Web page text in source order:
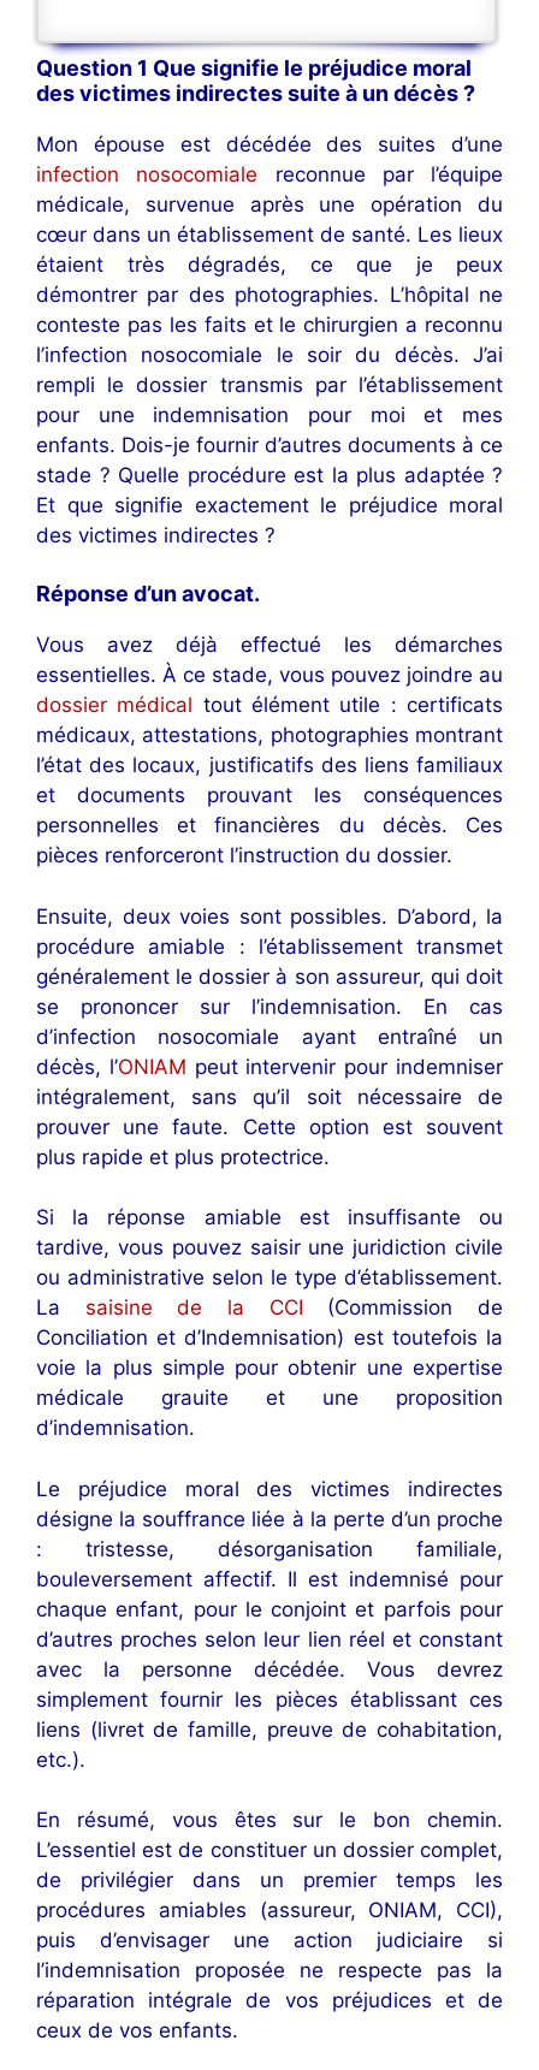
Question 1 Que signifie le préjudice moral
des victimes indirectes suite à un décès ?
Mon épouse est décédée des suites d’une
infection nosocomiale reconnue par l’équipe
médicale, survenue après une opération du
cœur dans un établissement de santé. Les lieux
étaient très dégradés, ce que je peux
démontrer par des photographies. L’hôpital ne
conteste pas les faits et le chirurgien a reconnu
l’infection nosocomiale le soir du décès. J’ai
rempli le dossier transmis par l’établissement
pour une indemnisation pour moi et mes
enfants. Dois-je fournir d’autres documents à ce
stade ? Quelle procédure est la plus adaptée ?
Et que signifie exactement le préjudice moral
des victimes indirectes ?
Réponse d’un avocat.
Vous avez déjà effectué les démarches
essentielles. À ce stade, vous pouvez joindre au
dossier médical tout élément utile : certificats
médicaux, attestations, photographies montrant
l’état des locaux, justificatifs des liens familiaux
et documents prouvant les conséquences
personnelles et financières du décès. Ces
pièces renforceront l’instruction du dossier.
Ensuite, deux voies sont possibles. D’abord, la
procédure amiable : l’établissement transmet
généralement le dossier à son assureur, qui doit
se prononcer sur l’indemnisation. En cas
d’infection nosocomiale ayant entraîné un
décès, l’ONIAM peut intervenir pour indemniser
intégralement, sans qu’il soit nécessaire de
prouver une faute. Cette option est souvent
plus rapide et plus protectrice.
Si la réponse amiable est insuffisante ou
tardive, vous pouvez saisir une juridiction civile
ou administrative selon le type d’établissement.
La saisine de la CCI (Commission de
Conciliation et d’Indemnisation) est toutefois la
voie la plus simple pour obtenir une expertise
médicale grauite et une proposition
d’indemnisation.
Le préjudice moral des victimes indirectes
désigne la souffrance liée à la perte d’un proche
: tristesse, désorganisation familiale,
bouleversement affectif. Il est indemnisé pour
chaque enfant, pour le conjoint et parfois pour
d’autres proches selon leur lien réel et constant
avec la personne décédée. Vous devrez
simplement fournir les pièces établissant ces
liens (livret de famille, preuve de cohabitation,
etc.).
En résumé, vous êtes sur le bon chemin.
L’essentiel est de constituer un dossier complet,
de privilégier dans un premier temps les
procédures amiables (assureur, ONIAM, CCI),
puis d’envisager une action judiciaire si
l’indemnisation proposée ne respecte pas la
réparation intégrale de vos préjudices et de
ceux de vos enfants.